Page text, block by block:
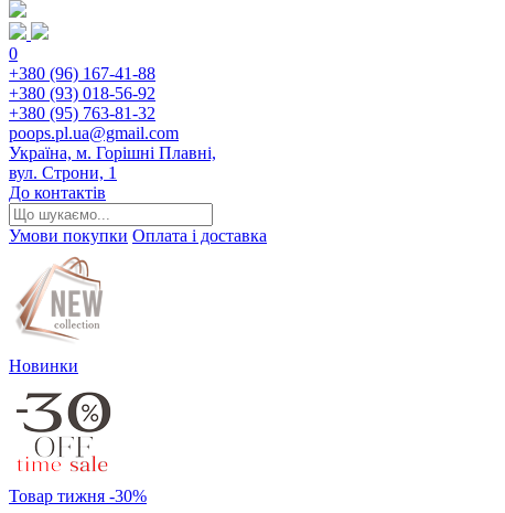
0
+380 (96) 167-41-88
+380 (93) 018-56-92
+380 (95) 763-81-32
poops.pl.ua@gmail.com
Україна, м. Горішні Плавні,
вул. Строни, 1
До контактів
Умови покупки Оплата і доставка
Новинки
Товар тижня -30%